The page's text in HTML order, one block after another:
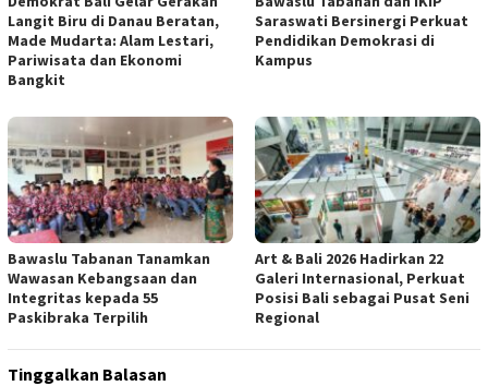
Langit Biru di Danau Beratan,
Made Mudarta: Alam Lestari,
Pariwisata dan Ekonomi
Bangkit
Saraswati Bersinergi Perkuat
Pendidikan Demokrasi di
Kampus
Bawaslu Tabanan Tanamkan
Wawasan Kebangsaan dan
Integritas kepada 55
Paskibraka Terpilih
Art & Bali 2026 Hadirkan 22
Galeri Internasional, Perkuat
Posisi Bali sebagai Pusat Seni
Regional
Tinggalkan Balasan